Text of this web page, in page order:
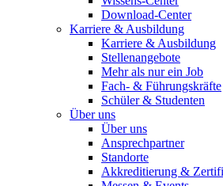
Download-Center
Karriere & Ausbildung
Karriere & Ausbildung
Stellenangebote
Mehr als nur ein Job
Fach- & Führungskräfte
Schüler & Studenten
Über uns
Über uns
Ansprechpartner
Standorte
Akkreditierung &